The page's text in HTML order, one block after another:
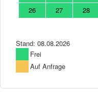
26
27 28
Stand: 08.08.2026
Frei
Auf Anfrage